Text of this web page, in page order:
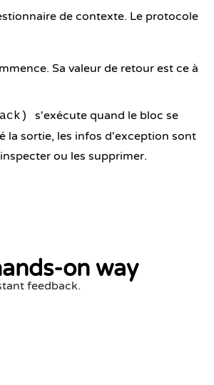
de contexte. Le protocole
Sa valeur de retour est ce à
s'exécute quand le bloc se
la sortie, les infos d'exception sont
ou les supprimer.
on way
feedback.